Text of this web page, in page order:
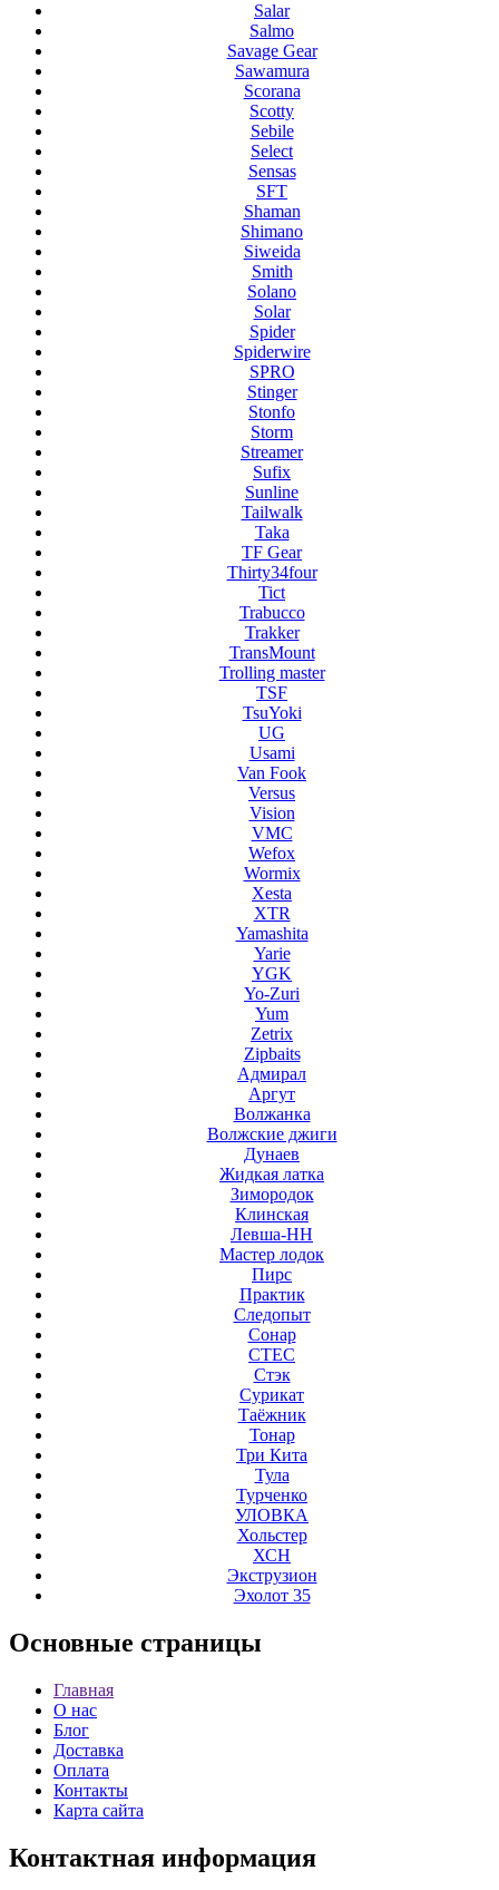
Salar
Salmo
Savage Gear
Sawamura
Scorana
Scotty
Sebile
Select
Sensas
SFT
Shaman
Shimano
Siweida
Smith
Solano
Solar
Spider
Spiderwire
SPRO
Stinger
Stonfo
Storm
Streamer
Sufix
Sunline
Tailwalk
Taka
TF Gear
Thirty34four
Tict
Trabucco
Trakker
TransMount
Trolling master
TSF
TsuYoki
UG
Usami
Van Fook
Versus
Vision
VMC
Wefox
Wormix
Xesta
XTR
Yamashita
Yarie
YGK
Yo-Zuri
Yum
Zetrix
Zipbaits
Адмирал
Аргут
Волжанка
Волжские джиги
Дунаев
Жидкая латка
Зимородок
Клинская
Левша-НН
Мастер лодок
Пирс
Практик
Следопыт
Сонар
СТЕС
Стэк
Сурикат
Таёжник
Тонар
Три Кита
Тула
Турченко
УЛОВКА
Хольстер
ХСН
Экструзион
Эхолот 35
Основные страницы
Главная
О нас
Блог
Доставка
Оплата
Контакты
Карта сайта
Контактная информация